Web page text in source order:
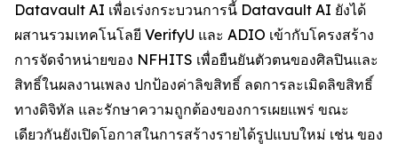
Datavault AI เพื่อเร่งกระบวนการนี้ Datavault AI ยังได้
ผสานรวมเทคโนโลยี VerifyU และ ADIO เข้ากับโครงสร้าง
การจัดจำหน่ายของ NFHITS เพื่อยืนยันตัวตนของศิลปินและ
สิทธิ์ในผลงานเพลง ปกป้องค่าลิขสิทธิ์ ลดการละเมิดลิขสิทธิ์
ทางดิจิทัล และรักษาความถูกต้องของการเผยแพร่ ขณะ
เดียวกันยังเปิดโอกาสในการสร้างรายได้รูปแบบใหม่ เช่น ของ